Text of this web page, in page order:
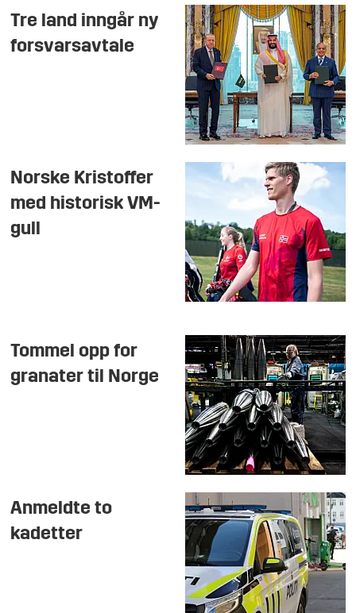
Tre land inngår ny
forsvarsavtale
Norske Kristoffer
med historisk VM-
gull
Tommel opp for
granater til Norge
Anmeldte to
kadetter